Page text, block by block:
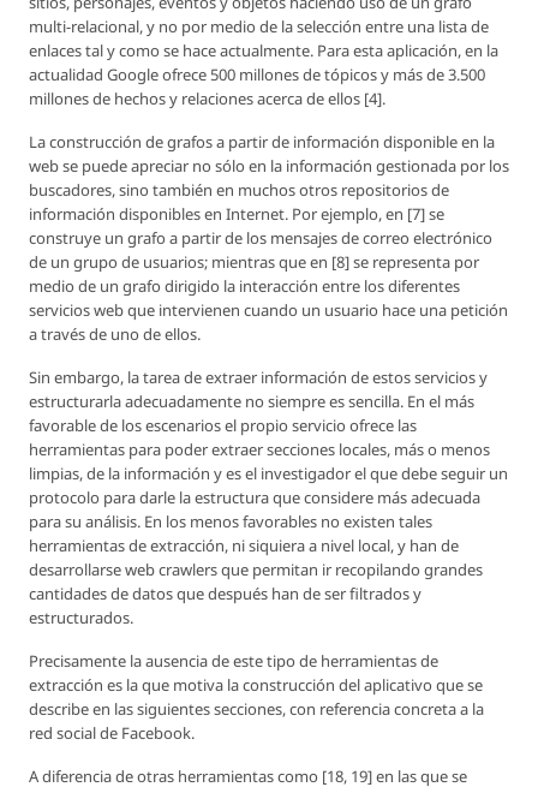
multi-relacional, y no por medio de la selección entre una lista de
enlaces tal y como se hace actualmente. Para esta aplicación, en la
actualidad Google ofrece 500 millones de tópicos y más de 3.500
millones de hechos y relaciones acerca de ellos [4].
La construcción de grafos a partir de información disponible en la
web se puede apreciar no sólo en la información gestionada por los
buscadores, sino también en muchos otros repositorios de
información disponibles en Internet. Por ejemplo, en [7] se
construye un grafo a partir de los mensajes de correo electrónico
de un grupo de usuarios; mientras que en [8] se representa por
medio de un grafo dirigido la interacción entre los diferentes
servicios web que intervienen cuando un usuario hace una petición
a través de uno de ellos.
Sin embargo, la tarea de extraer información de estos servicios y
estructurarla adecuadamente no siempre es sencilla. En el más
favorable de los escenarios el propio servicio ofrece las
herramientas para poder extraer secciones locales, más o menos
limpias, de la información y es el investigador el que debe seguir un
protocolo para darle la estructura que considere más adecuada
para su análisis. En los menos favorables no existen tales
herramientas de extracción, ni siquiera a nivel local, y han de
desarrollarse web crawlers que permitan ir recopilando grandes
cantidades de datos que después han de ser filtrados y
estructurados.
Precisamente la ausencia de este tipo de herramientas de
extracción es la que motiva la construcción del aplicativo que se
describe en las siguientes secciones, con referencia concreta a la
red social de Facebook.
A diferencia de otras herramientas como [18, 19] en las que se